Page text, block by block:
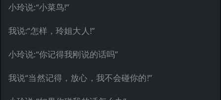
小玲说:“小菜鸟!”
我说:“怎样，玲姐大人!”
小玲说:“你记得我刚说的话吗”
我说“当然记得，放心，我不会碰你的!”